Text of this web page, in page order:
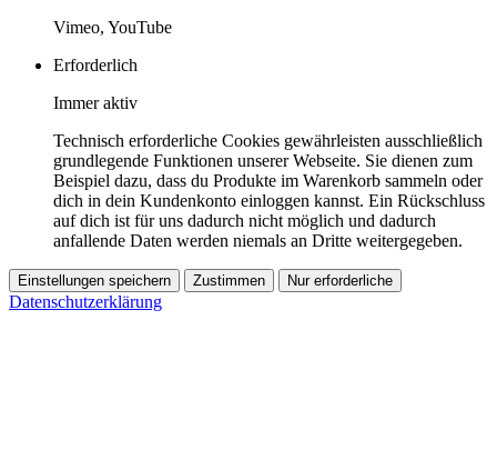
Vimeo, YouTube
Erforderlich
Immer aktiv
Technisch erforderliche Cookies gewährleisten ausschließlich
grundlegende Funktionen unserer Webseite. Sie dienen zum
Beispiel dazu, dass du Produkte im Warenkorb sammeln oder
dich in dein Kundenkonto einloggen kannst. Ein Rückschluss
auf dich ist für uns dadurch nicht möglich und dadurch
anfallende Daten werden niemals an Dritte weitergegeben.
Einstellungen speichern Zustimmen Nur erforderliche
Datenschutzerklärung